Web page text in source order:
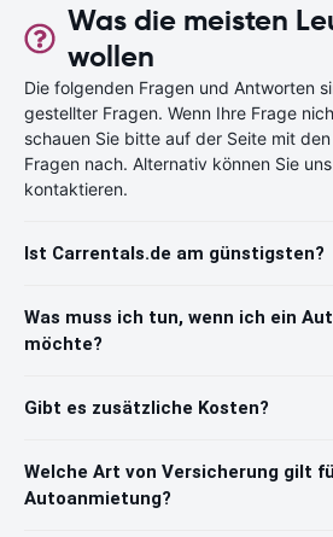
Was die meisten
wollen
Die folgenden Fragen und Antworten
gestellter Fragen. Wenn Ihre Frage
schauen Sie bitte auf der Seite mit
Fragen nach. Alternativ können Sie
kontaktieren.
Ist Carrentals.de am günstigsten?
Was muss ich tun, wenn ich ein
möchte?
Gibt es zusätzliche Kosten?
Welche Art von Versicherung gilt
Autoanmietung?